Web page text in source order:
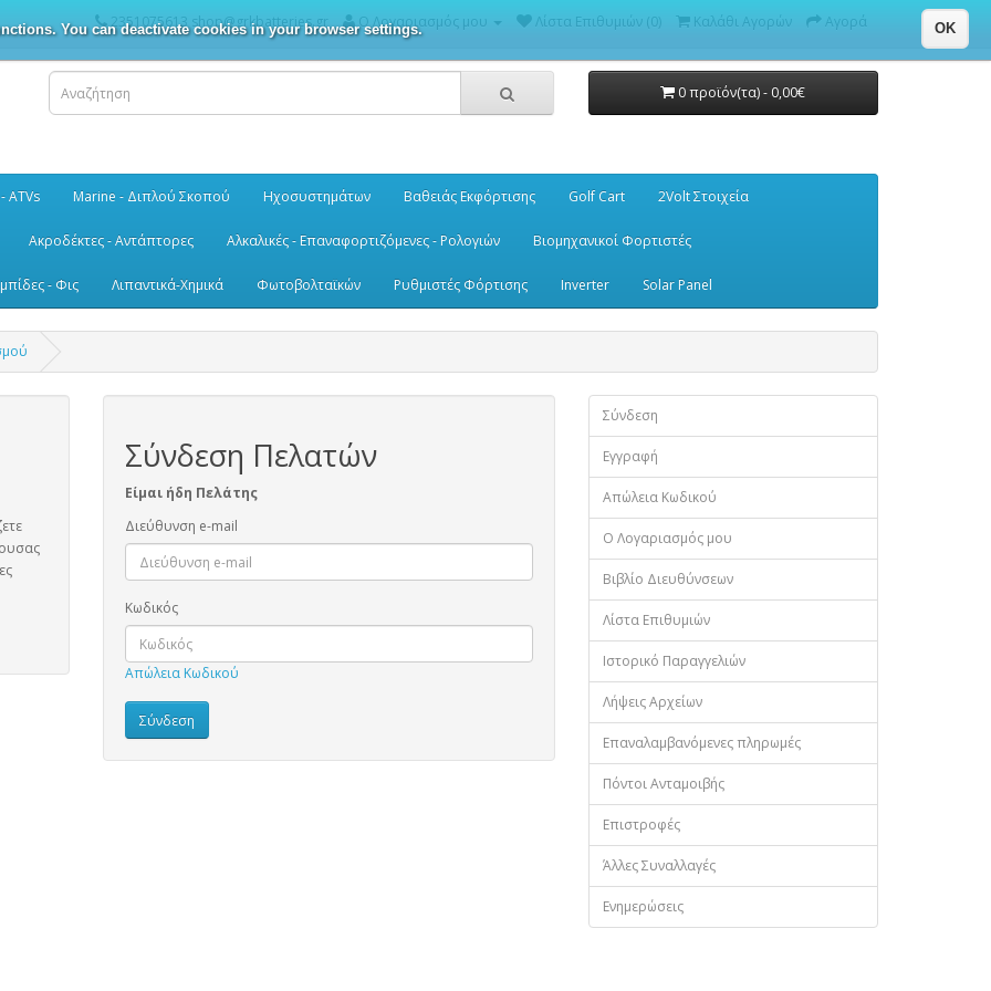
You can deactivate cookies in your browser settings. OK
2351075613 shop@grkbatteries.gr Ο Λογαριασμός μου Λίστα Επιθυμιών (0) Καλάθι Αγορών Αγορά
0 προϊόν(τα) - 0,00€
ATVs Marine - Διπλού Σκοπού Ηχοσυστημάτων Βαθειάς Εκφόρτισης Golf Cart 2Volt Στοιχεία
Ακροδέκτες - Αντάπτορες Αλκαλικές - Επαναφορτιζόμενες - Ρολογιών Βιομηχανικοί Φορτιστές
- Φις Λιπαντικά-Χημικά Φωτοβολταϊκών Ρυθμιστές Φόρτισης Inverter Solar Panel
Σύνδεση Πελατών
Είμαι ήδη Πελάτης
Διεύθυνση e-mail
Κωδικός
Απώλεια Κωδικού
Σύνδεση
Εγγραφή
Απώλεια Κωδικού
Ο Λογαριασμός μου
Βιβλίο Διευθύνσεων
Λίστα Επιθυμιών
Ιστορικό Παραγγελιών
Λήψεις Αρχείων
Επαναλαμβανόμενες πληρωμές
Πόντοι Ανταμοιβής
Επιστροφές
Άλλες Συναλλαγές
Ενημερώσεις